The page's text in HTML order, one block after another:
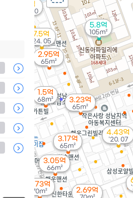
3.05억
66m²
2.95억
65m²
2.73억
70m²
3.17억
65m²
5.8억
105m²
7.5억
'24. 05
3.23억
65m²
4.43억
'20. 07
2.69억
7억
'18. 10
1.5억
68m²